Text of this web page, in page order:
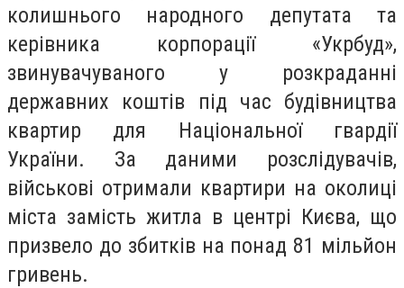
колишнього народного депутата та
керівника корпорації «Укрбуд»,
звинувачуваного у розкраданні
державних коштів під час будівництва
квартир для Національної гвардії
України. За даними розслідувачів,
військові отримали квартири на околиці
міста замість житла в центрі Києва, що
призвело до збитків на понад 81 мільйон
гривень.